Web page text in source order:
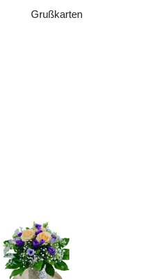
Grußkarten